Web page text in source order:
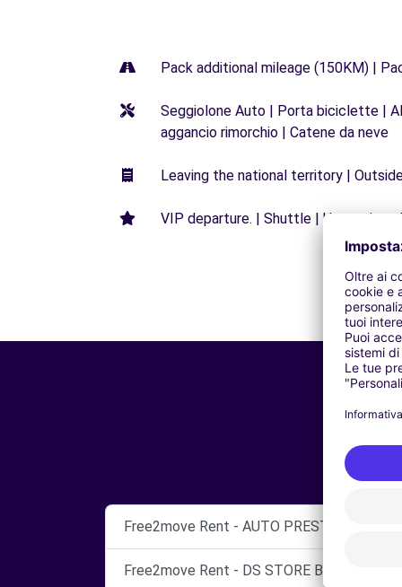
Pack additional mileage (150KM) |
Seggiolone Auto | Porta biciclette |
aggancio rimorchio | Catene da neve
Leaving the national territory |
VIP departure. | Shuttle |
Free2move Rent - AUTO PRESTIGE -
Free2move Rent - DS STORE BELFORT -